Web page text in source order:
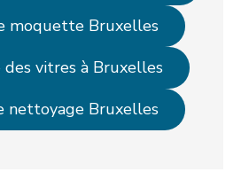
moquette Bruxelles
vitres à Bruxelles
nettoyage Bruxelles